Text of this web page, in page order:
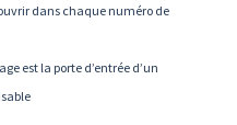
dans chaque numéro de
est la porte d’entrée d’un